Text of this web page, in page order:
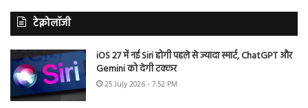
टेक्नोलॉजी
iOS 27 में नई Siri होगी पहले से ज्यादा स्मार्ट, ChatGPT और
Gemini को देगी टक्कर
25 July 2026 - 7:52 PM